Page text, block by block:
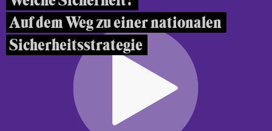
Auf dem Weg zu einer nationalen
Sicherheitsstrategie